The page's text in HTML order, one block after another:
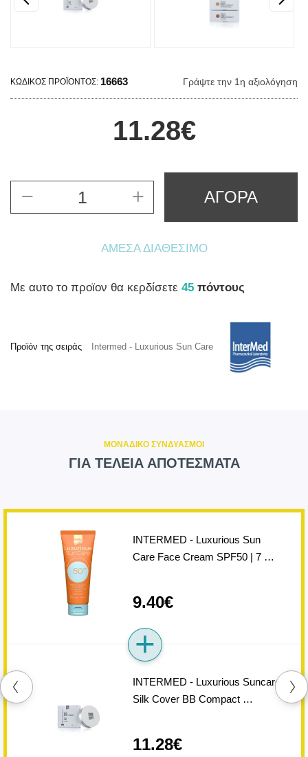
ΚΩΔΙΚΌΣ ΠΡΟΪΌΝΤΟΣ: 16663 Γράψτε την 1η αξιολόγηση
11.28€
ΑΓΟΡΑ
ΆΜΕΣΑ ΔΙΑΘΈΣΙΜΟ
Mε αυτο το προϊον θα κερδίσετε 45 πόντους
Προϊόν της σειράς Intermed - Luxurious Sun Care
ΜΟΝΑΔΙΚΟ ΣΥΝΔΥΑΣΜΟΙ
ΓΙΑ ΤΕΛΕΙΑ ΑΠΟΤΕΣΜΑΤΑ
INTERMED - Luxurious Sun
Care Face Cream SPF50 | 7 …
9.40€
INTERMED - Luxurious Suncare
Silk Cover BB Compact …
11.28€